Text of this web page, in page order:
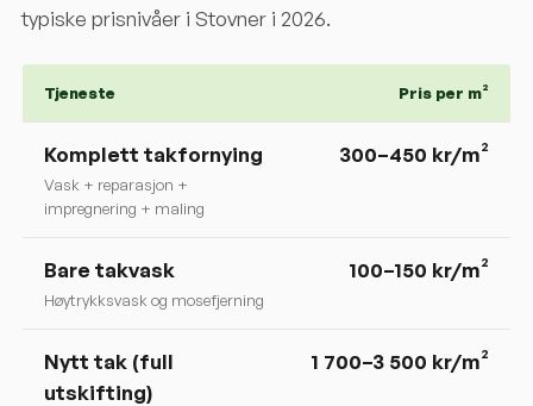
typiske prisnivåer i Stovner i 2026.
Tjeneste Pris per m²
Komplett takfornying
Vask + reparasjon +
impregnering + maling
300–450 kr/m²
Bare takvask
Høytrykksvask og mosefjerning
100–150 kr/m²
Nytt tak (full
utskifting)
1 700–3 500 kr/m²